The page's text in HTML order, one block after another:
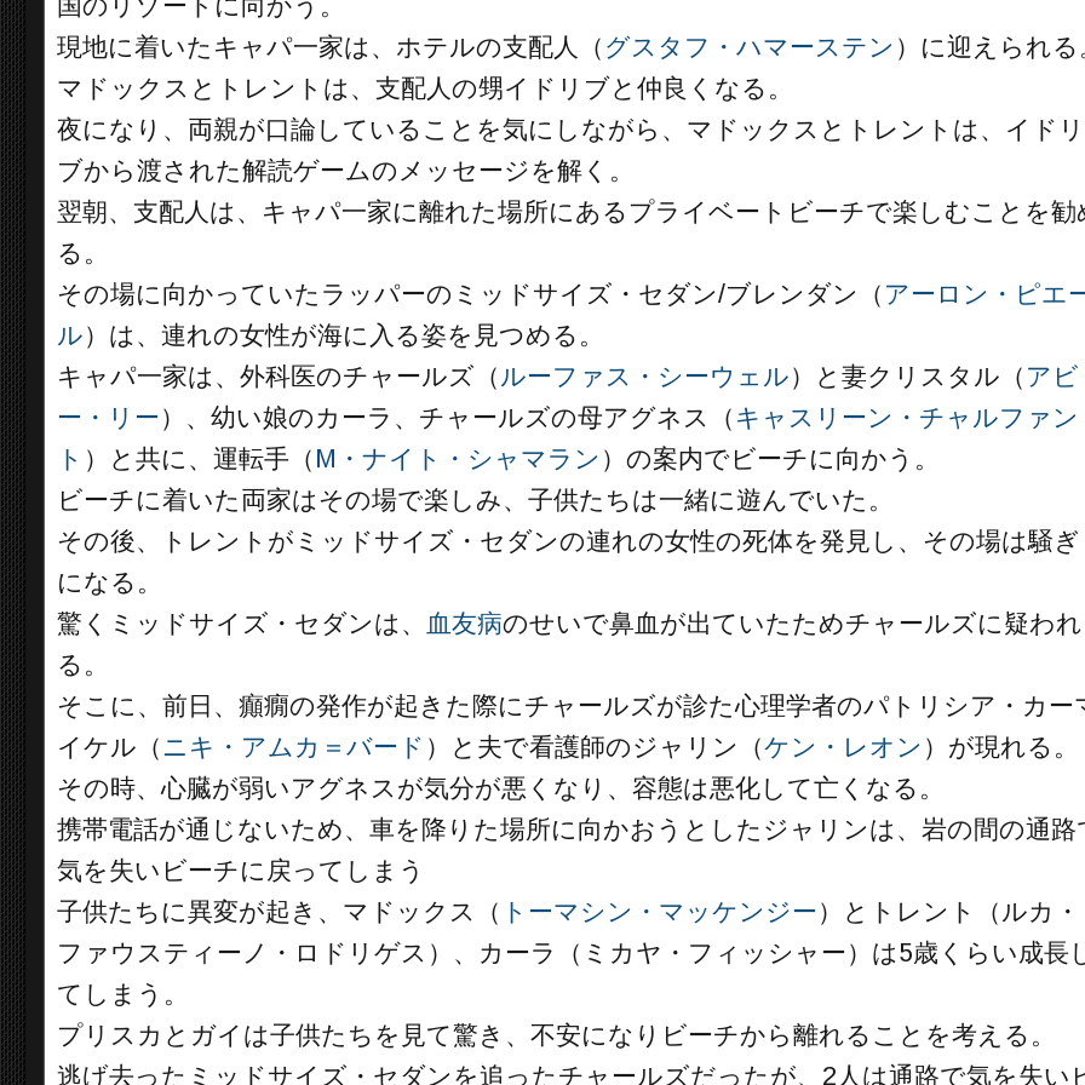
現地に着いたキャパ一家は、ホテルの支配人（ グスタフ・ハマーステン ）に迎えられる
マドックスとトレントは、支配人の甥イドリブと仲良くなる。
夜になり、両親が口論していることを気にしながら、マドックスとトレントは、イドリ
ブから渡された解読ゲームのメッセージを解く。
翌朝、支配人は、キャパ一家に離れた場所にあるプライベートビーチで楽しむことを勧
る。
その場に向かっていたラッパーのミッドサイズ・セダン/ブレンダン（ アーロン・ピエ
ル）は、連れの女性が海に入る姿を見つめる。
キャパ一家は、外科医のチャールズ（ ルーファス・シーウェル）と妻クリスタル（ アビ
ー・リー）、幼い娘のカーラ、チャールズの母アグネス（ キャスリーン・チャルファン
ト ）と共に、運転手（ M・ナイト・シャマラン ）の案内でビーチに向かう。
ビーチに着いた両家はその場で楽しみ、子供たちは一緒に遊んでいた。
その後、トレントがミッドサイズ・セダンの連れの女性の死体を発見し、その場は騒ぎ
になる。
驚くミッドサイズ・セダンは、
血友病のせいで鼻血が出ていたためチャールズに疑われ
る。
そこに、前日、癲癇の発作が起きた際にチャールズが診た心理学者のパトリシア・カー
イケル（ニキ・アムカ＝バード ）と夫で看護師のジャリン（ケン・レオン ）が現れる。
その時、心臓が弱いアグネスが気分が悪くなり、容態は悪化して亡くなる。
携帯電話が通じないため、車を降りた場所に向かおうとしたジャリンは、岩の間の通路
気を失いビーチに戻ってしまう
子供たちに異変が起き、マドックス（ トーマシン・マッケンジー）とトレント（ルカ・
ファウスティーノ・ロドリゲス）、カーラ（ミカヤ・フィッシャー）は5歳くらい成長
てしまう。
プリスカとガイは子供たちを見て驚き、不安になりビーチから離れることを考える。
逃げ去ったミッドサイズ・セダンを追ったチャールズだったが、2人は通路で気を失い